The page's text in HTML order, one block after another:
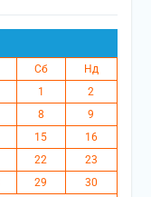
Сб
Нд
1
2
8
9
15
16
22
23
29
30